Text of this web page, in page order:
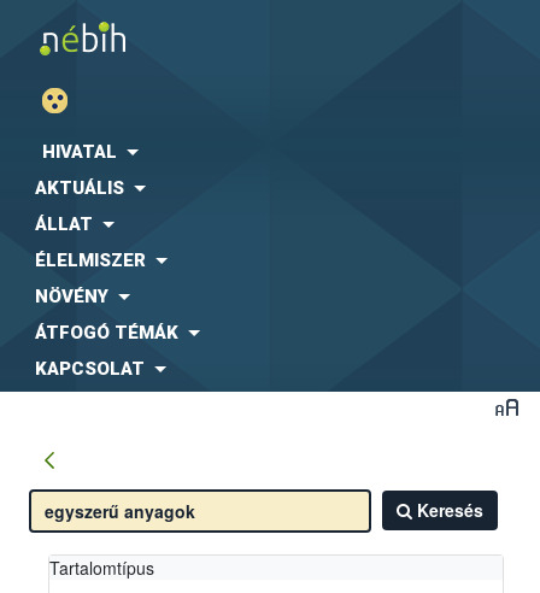
HIVATAL
AKTUÁLIS
ÁLLAT
ÉLELMISZER
NÖVÉNY
ÁTFOGÓ TÉMÁK
KAPCSOLAT
Keresés
Tartalomtípus